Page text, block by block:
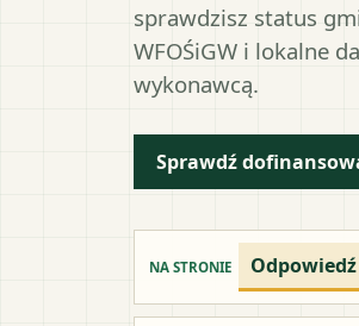
sprawdzisz status
WFOŚiGW i lokalne
wykonawcą.
Sprawdź
NA STRONIE Odpowiedź